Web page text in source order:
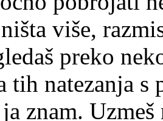
više,
preko
tih natezanja s
znam.